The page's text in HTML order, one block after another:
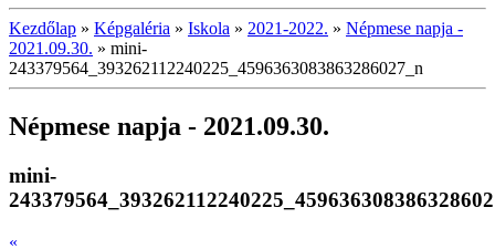
Kezdőlap » Képgaléria » Iskola » 2021-2022. » Népmese napja -
2021.09.30. » mini-
243379564_393262112240225_4596363083863286027_n
Népmese napja - 2021.09.30.
mini-
«